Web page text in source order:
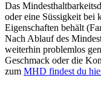
Das
oder eine Süssigkeit bei
Eigenschaften behält
Nach Ablauf des
weiterhin problemlos
Geschmack oder die
zum MHD findest du